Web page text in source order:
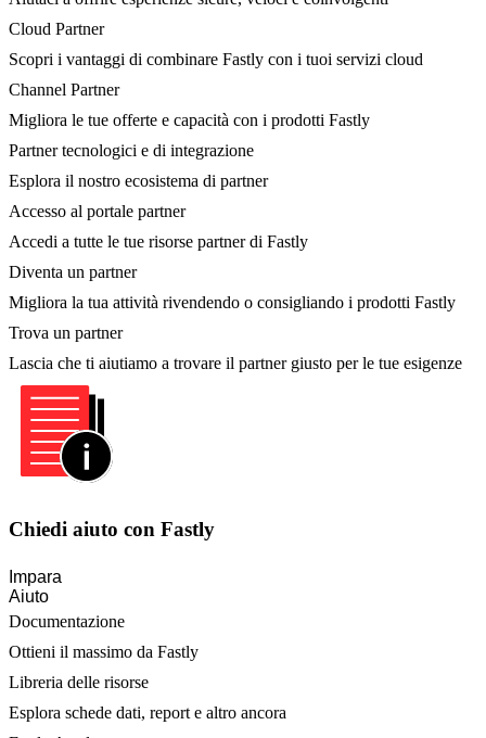
Cloud Partner
Scopri i vantaggi di combinare Fastly con i tuoi servizi cloud
Channel Partner
Migliora le tue offerte e capacità con i prodotti Fastly
Partner tecnologici e di integrazione
Esplora il nostro ecosistema di partner
Accesso al portale partner
Accedi a tutte le tue risorse partner di Fastly
Diventa un partner
Migliora la tua attività rivendendo o consigliando i prodotti Fastly
Trova un partner
Lascia che ti aiutiamo a trovare il partner giusto per le tue esigenze
Chiedi aiuto con Fastly
Impara
Aiuto
Documentazione
Ottieni il massimo da Fastly
Libreria delle risorse
Esplora schede dati, report e altro ancora